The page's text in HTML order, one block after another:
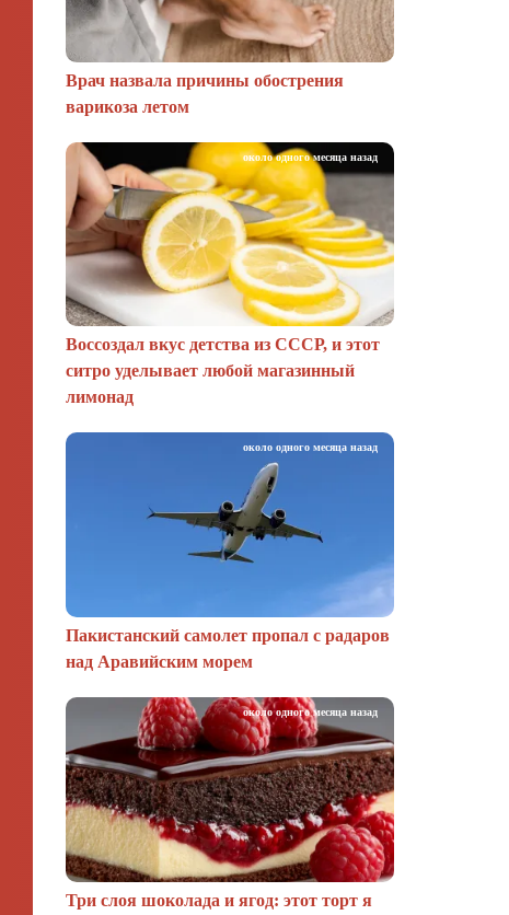
Врач назвала причины обострения
варикоза летом
Воссоздал вкус детства из СССР, и этот
ситро уделывает любой магазинный
лимонад
около одного месяца назад
Пакистанский самолет пропал с радаров
над Аравийским морем
около одного месяца назад
Три слоя шоколада и ягод: этот торт я
около одного месяца назад